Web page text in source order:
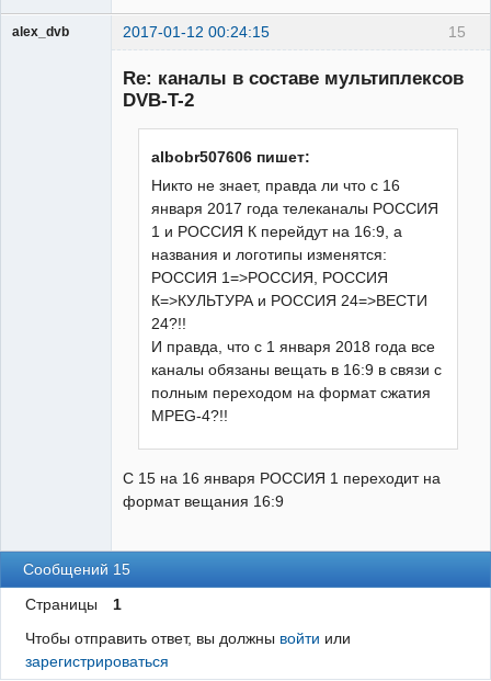
15
alex_dvb 2017-01-12 00:24:15
Re: каналы в составе мультиплексов
DVB-T-2
albobr507606 пишет:
Никто не знает, правда ли что с 16
января 2017 года телеканалы РОССИЯ
1 и РОССИЯ К перейдут на 16:9, а
названия и логотипы изменятся:
РОССИЯ 1=>РОССИЯ, РОССИЯ
К=>КУЛЬТУРА и РОССИЯ 24=>ВЕСТИ
24?!!
И правда, что с 1 января 2018 года все
каналы обязаны вещать в 16:9 в связи с
полным переходом на формат сжатия
MPEG-4?!!
С 15 на 16 января РОССИЯ 1 переходит на
формат вещания 16:9
Сообщений 15
Страницы
1
Чтобы отправить ответ, вы должны войти или
зарегистрироваться